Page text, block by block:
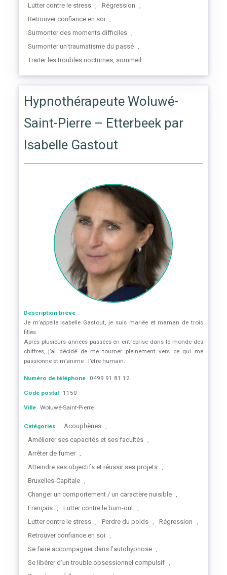
Lutter contre le stress , Régression ,
Retrouver confiance en soi ,
Surmonter des moments difficiles ,
Surmonter un traumatisme du passé ,
Traiter les troubles nocturnes, sommeil
Hypnothérapeute Woluwé-
Saint-Pierre – Etterbeek par
Isabelle Gastout
Description brève
Je m’appelle Isabelle Gastout, je suis mariée et maman de trois
filles.
Après plusieurs années passées en entreprise dans le monde des
chiffres, j’ai décidé de me tourner pleinement vers ce qui me
passionne et m’anime : l’être humain.
Numéro de téléphone 0499 91 81 12
Code postal 1150
Ville Woluwé-Saint-Pierre
Catégories Acouphènes ,
Améliorer ses capacités et ses facultés ,
Arrêter de fumer ,
Atteindre ses objectifs et réussir ses projets ,
Bruxelles-Capitale ,
Changer un comportement / un caractère nuisible ,
Français , Lutter contre le burn-out ,
Lutter contre le stress , Perdre du poids , Régression ,
Retrouver confiance en soi ,
Se faire accompagner dans l’autohypnose ,
Se libérer d’un trouble obsessionnel compulsif ,